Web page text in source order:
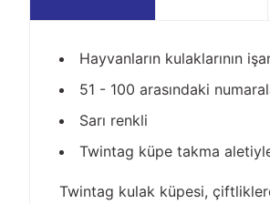
Hayvanların kulaklarının
51 - 100 arasındaki
Sarı renkli
Twintag küpe takma
Twintag kulak küpesi,